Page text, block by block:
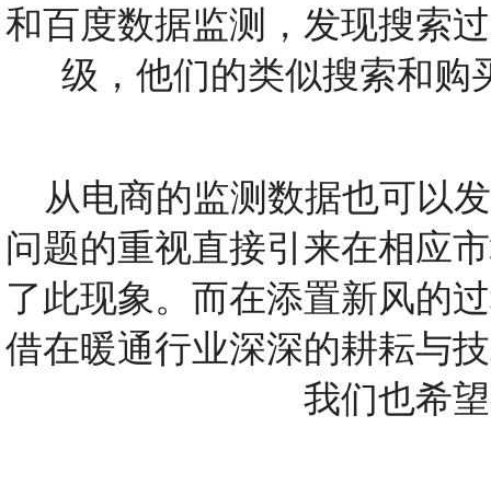
和百度数据监测，发现搜索
级，他们的类似搜索和购
从电商的监测数据也可以
问题的重视直接引来在相应
了此现象。而在添置新风的
借在暖通行业深深的耕耘与
我们也希